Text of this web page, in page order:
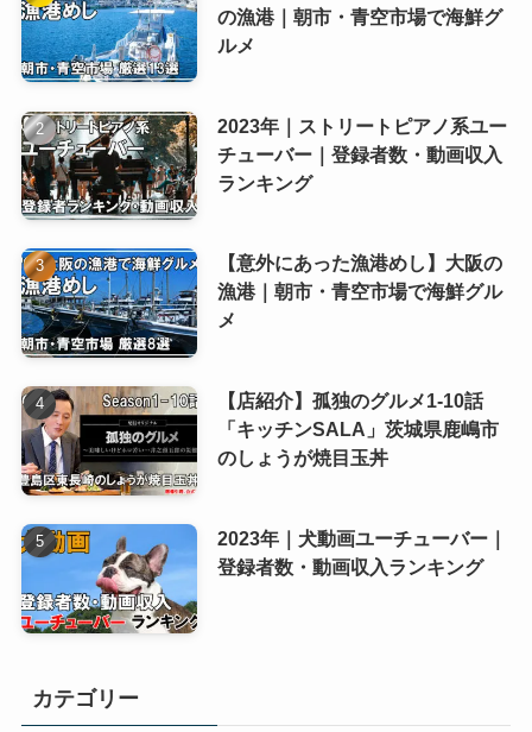
の漁港｜朝市・青空市場で海鮮グ
ルメ
2023年｜ストリートピアノ系ユー
チューバー｜登録者数・動画収入
ランキング
【意外にあった漁港めし】大阪の
漁港｜朝市・青空市場で海鮮グル
メ
【店紹介】孤独のグルメ1-10話
「キッチンSALA」茨城県鹿嶋市
のしょうが焼目玉丼
2023年｜犬動画ユーチューバー｜
登録者数・動画収入ランキング
カテゴリー